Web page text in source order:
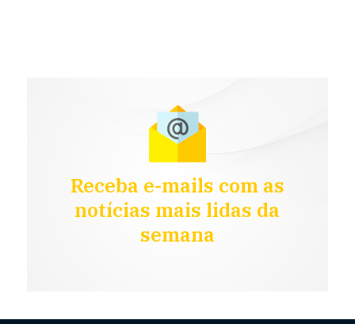
Receba e-mails com as
notícias mais lidas da
semana